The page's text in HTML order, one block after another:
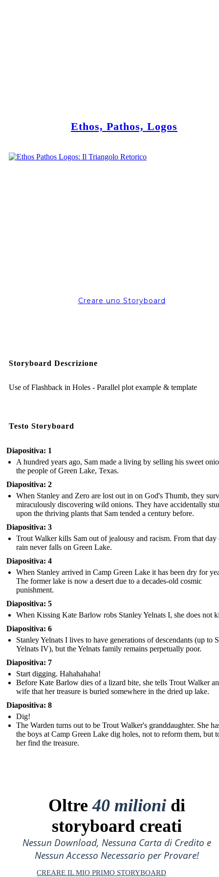
Ethos, Pathos, Logos
Creare uno Storyboard
Storyboard Descrizione
Use of Flashback in Holes - Parallel plot example & template
Testo Storyboard
Diapositiva: 1
A hundred years ago, Sam made a living by selling his sweet
the people of Green Lake, Texas.
Diapositiva: 2
When Stanley and Zero are lost out in on God's Thumb, they
miraculously discovering wild onions. They have accidentally
upon the thriving plants that Sam tended a century before.
Diapositiva: 3
Trout Walker kills Sam out of jealousy and racism. From that day
rain never falls on Green Lake.
Diapositiva: 4
When Stanley arrived in Camp Green Lake it has been dry for
The former lake is now a desert due to a decades-old cosmic
punishment.
Diapositiva: 5
When Kissing Kate Barlow robs Stanley Yelnats I, she does not
Diapositiva: 6
Stanley Yelnats I lives to have generations of descendants (up to
Yelnats IV), but the Yelnats family remains perpetually poor.
Diapositiva: 7
Start digging. Hahahahaha!
Before Kate Barlow dies of a lizard bite, she tells Trout Walker
wife that her treasure is buried somewhere in the dried up lake.
Diapositiva: 8
Dig!
The Warden turns out to be Trout Walker's granddaughter. She
the boys at Camp Green Lake dig holes, not to reform them, but
her find the treasure.
Oltre40 milioni di
storyboard creati
Nessun Download, Nessuna Carta di Credito e
Nessun Accesso Necessario per Provare!
CREARE IL MIO PRIMO STORYBOARD